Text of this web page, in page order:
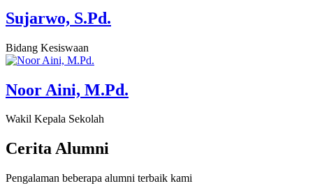
Sujarwo, S.Pd.
Bidang Kesiswaan
Noor Aini, M.Pd.
Wakil Kepala Sekolah
CeritaAlumni
Pengalaman beberapa alumni terbaik kami